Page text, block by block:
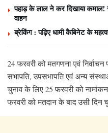
पहाड़ के लाल ने कर दिखाया कमाल!
वाहन
ब्रेकिंग : पढ़िए धामी कैबिनेट के
24 फरवरी को मतगणना एवं निर्वाचन
सभापति, उपसभापति एवं अन्य
चुनाव के लिए 25 फरवरी को नामांकन
फरवरी को मतदान के बाद उसी दिन